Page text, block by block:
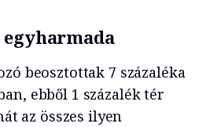
beosztottak 7 százaléka
ebből 1 százalék tér
az összes ilyen